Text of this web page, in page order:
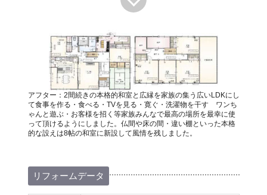
アフター：2間続きの本格的和室と広縁を家族の集う広いLDKにし
て食事を作る・食べる・TVを見る・寛ぐ・洗濯物を干す ワンち
ゃんと遊ぶ・お客様を招く等家族みんなで最高の場所を最幸に使
って頂けるようにしました。仏間や床の間・違い棚といった本格
的な設えは8帖の和室に新設して風情を残しました。
リフォームデータ